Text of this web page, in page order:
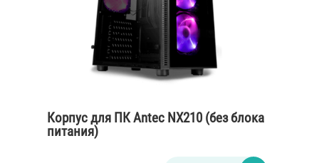
Корпус для ПК Antec NX210 (без блока
питания)